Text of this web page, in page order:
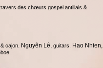
des chœurs gospel antillais &
cajon. Nguyên Lê, guitars. Hao Nhien,